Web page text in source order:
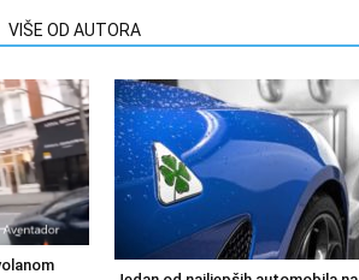
VIŠE OD AUTORA